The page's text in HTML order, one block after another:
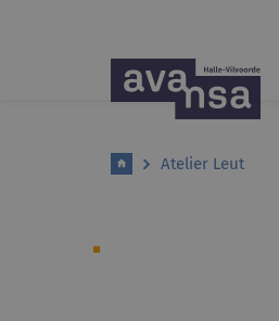
Atelier Leut